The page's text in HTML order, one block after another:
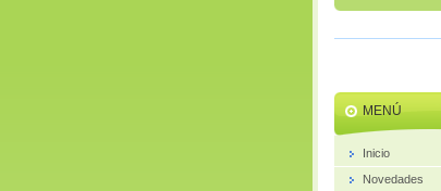
MENÚ
Inicio
Novedades